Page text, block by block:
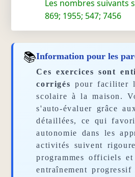
Les nombres suivants
869; 1955; 547; 7456
📚Information pour les
Ces exercices sont
corrigés pour faciliter
scolaire à la maison.
s'auto-évaluer grâce
détaillées, ce qui
autonomie dans les
activités suivent
programmes officiels
entraînement